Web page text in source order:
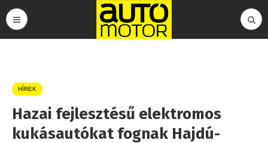
HÍREK
Hazai fejlesztésű elektromos
kukásautókat fognak Hajdú-